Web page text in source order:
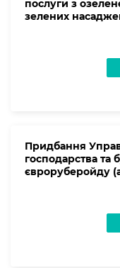
послуги з
зелених
Придбання
господарства та
євроруберойду